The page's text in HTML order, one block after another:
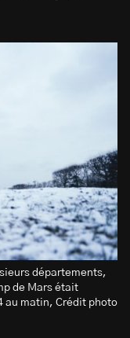
départements,
de Mars était
au matin, Crédit photo